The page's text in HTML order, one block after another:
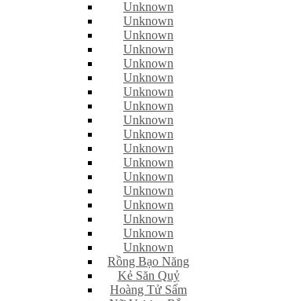
Unknown
Unknown
Unknown
Unknown
Unknown
Unknown
Unknown
Unknown
Unknown
Unknown
Unknown
Unknown
Unknown
Unknown
Unknown
Unknown
Unknown
Unknown
Rồng Bạo Năng
Kẻ Săn Quỷ
Hoàng Tử Sấm